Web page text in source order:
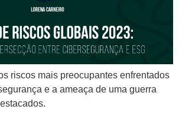
riscos mais preocupantes enfrentados
e a ameaça de uma guerra